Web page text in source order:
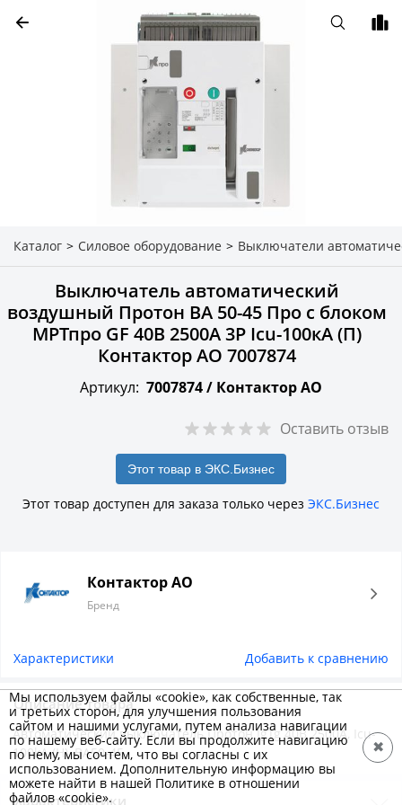
Каталог > Силовое оборудование > Выключатели
Выключатель автоматический
воздушный Протон ВА 50-45 Про с блоком
МРТпро GF 40В 2500А 3P Icu-100кА (П)
Контактор АО 7007874
Артикул: 7007874 / Контактор АО
Оставить отзыв
Этот товар в ЭКС.Бизнес
Этот товар доступен для заказа только через ЭКС.Бизнес
Контактор АО
Бренд
Характеристики Добавить к сравнению
Описание товара
Автоматический выключатель Протон IgTg 40В 2500A, Icu-
100kA (Н), ВА50-45
Характеристики
Мы используем файлы «cookie», как собственные, так
и третьих сторон, для улучшения пользования
сайтом и нашими услугами, путем анализа навигации
по нашему веб-сайту. Если вы продолжите навигацию
по нему, мы сочтем, что вы согласны с их
использованием. Дополнительную информацию вы
можете найти в нашей Политике в отношении
файлов «cookie».
✖